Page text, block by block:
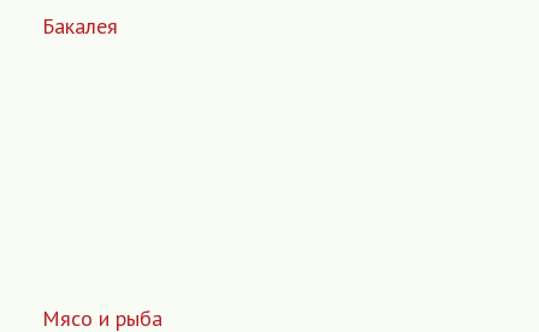
Бакалея
Мясо и рыба